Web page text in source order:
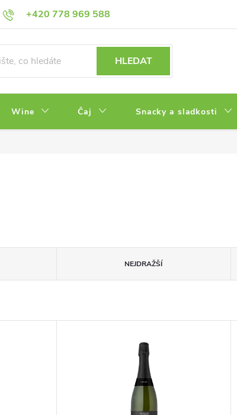
+420 778 969 588
Zásady ochrany osobních údajů
HLEDAT
Wine Čaj Snacky a sladkosti
NEJDRAŽŠÍ